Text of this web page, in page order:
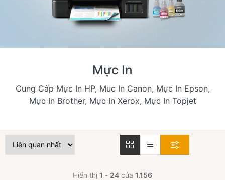
Mực In
Cung Cấp Mực In HP, Muc In Canon, Mực In Epson,
Mực In Brother, Mực In Xerox, Mực In Topjet
Hiển thị 1 - 24 của 1.156